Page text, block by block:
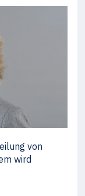
von
wird